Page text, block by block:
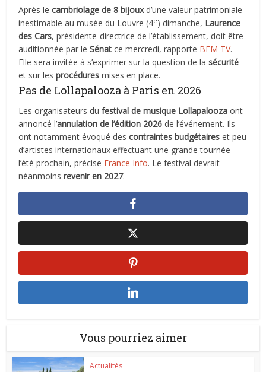
Après le cambriolage de 8 bijouxd’une valeur patrimoniale
inestimable au musée du Louvre (4e) dimanche, Laurence
des Cars, présidente-directrice de l’établissement, doit être
auditionnée par le Sénat ce mercredi, rapporte BFM TV.
Elle sera invitée à s’exprimer sur la question de lasécurité
et sur lesprocéduresmises en place.
Pas de Lollapalooza à Paris en 2026
Les organisateurs dufestival de musique Lollapalooza ont
annoncé l’annulation de l’édition 2026 de l’événement. Ils
ont notamment évoqué descontraintes budgétaireset peu
d’artistes internationaux effectuant une grande tournée
l’été prochain, précise France Info. Le festival devrait
néanmoins revenir en 2027.
Vous pourriez aimer
Actualités